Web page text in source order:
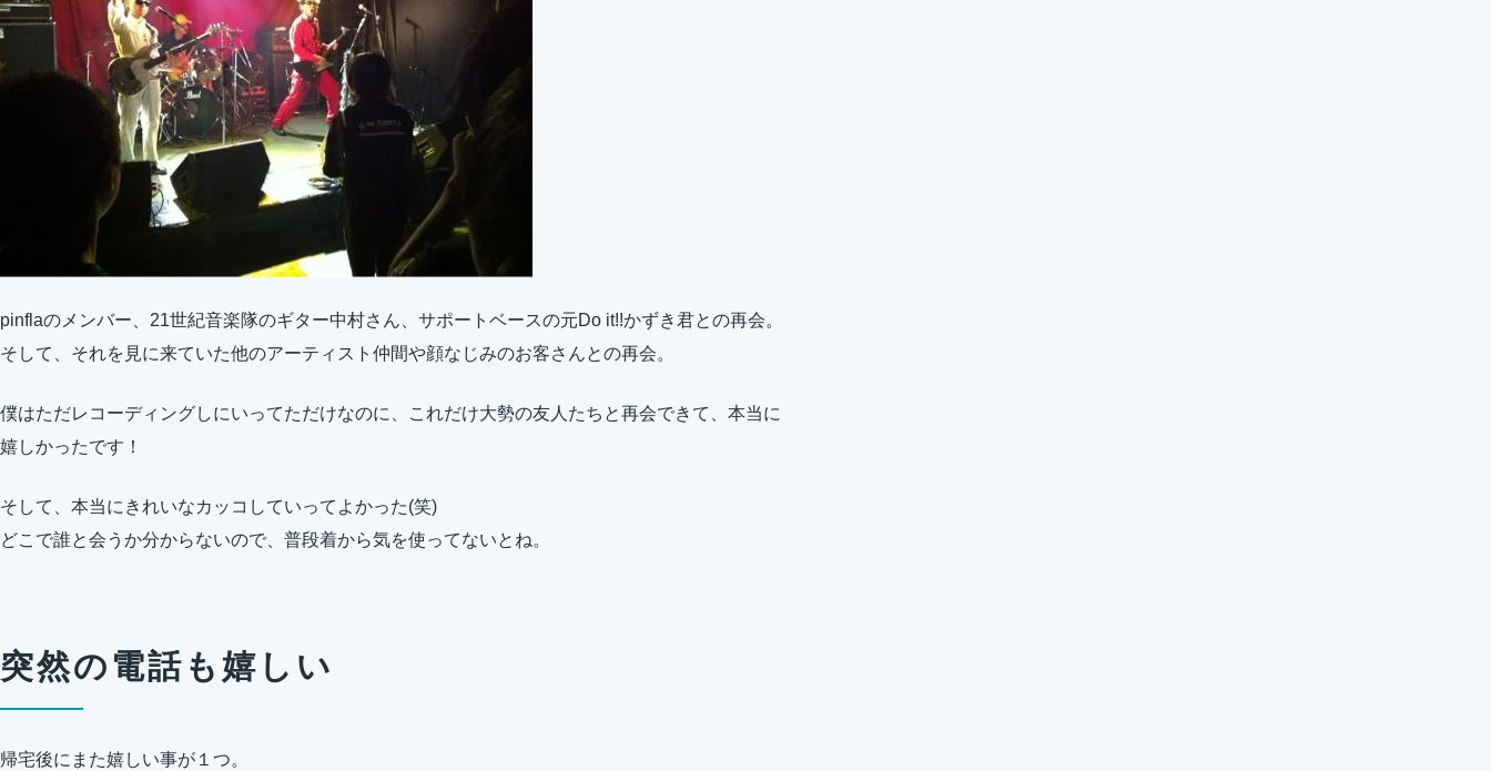
pinflaのメンバー、21世紀音楽隊のギター中村さん、サポートベースの元Do it!!かずき君との再会。
そして、それを見に来ていた他のアーティスト仲間や顔なじみのお客さんとの再会。
僕はただレコーディングしにいってただけなのに、これだけ大勢の友人たちと再会できて、本当に
嬉しかったです！
そして、本当にきれいなカッコしていってよかった(笑)
どこで誰と会うか分からないので、普段着から気を使ってないとね。
突然の電話も嬉しい
帰宅後にまた嬉しい事が１つ。